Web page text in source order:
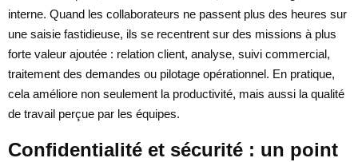
interne. Quand les collaborateurs ne passent plus des heures sur
une saisie fastidieuse, ils se recentrent sur des missions à plus
forte valeur ajoutée : relation client, analyse, suivi commercial,
traitement des demandes ou pilotage opérationnel. En pratique,
cela améliore non seulement la productivité, mais aussi la qualité
de travail perçue par les équipes.
Confidentialité et sécurité : un point